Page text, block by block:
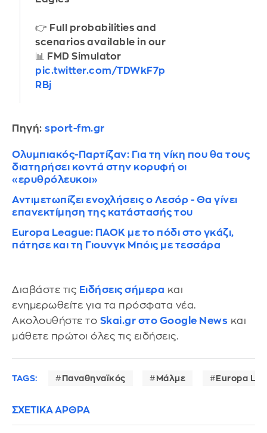
👉 Full probabilities and
scenarios available in our
📊 FMD Simulator
pic.twitter.com/TDWkF7p
RBj
Πηγή: sport-fm.gr
Ολυμπιακός-Παρτίζαν: Για τη νίκη που θα τους
διατηρήσει κοντά στην κορυφή οι
«ερυθρόλευκοι»
Αντιμετωπίζει ενοχλήσεις ο Λεσόρ - Θα γίνει
επανεκτίμηση της κατάστασής του
Europa League: ΠΑΟΚ με το πόδι στο γκάζι,
πάτησε και τη Γιουνγκ Μπόις με τεσσάρα
Διαβάστε τις Ειδήσεις σήμερα και
ενημερωθείτε για τα πρόσφατα νέα.
Ακολουθήστε το Skai.gr στο Google News και
μάθετε πρώτοι όλες τις ειδήσεις.
TAGS: Παναθηναϊκός Μάλμε Europa
ΣΧΕΤΙΚΑ ΑΡΘΡΑ